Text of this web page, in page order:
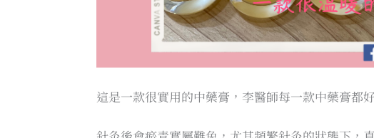
這是一款很實用的中藥膏，李醫師每一款中藥膏都